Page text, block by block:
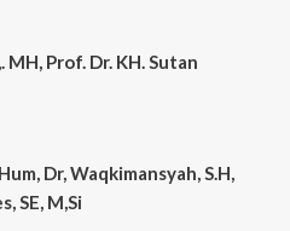
MH, Prof. Dr. KH. Sutan
, Dr, Waqkimansyah, S.H,
SE, M,Si